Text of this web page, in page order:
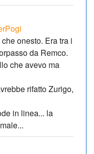
onesto. Era tra i
da Remco.
che avevo ma
rifatto Zurigo,
in linea... la